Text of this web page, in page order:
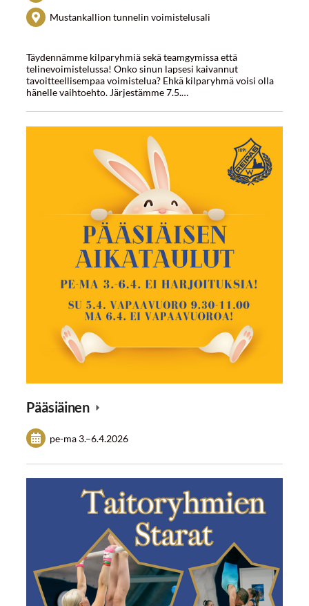
Mustankallion tunnelin voimistelusali
Täydennämme kilparyhmiä sekä teamgymissa että
telinevoimistelussa! Onko sinun lapsesi kaivannut
tavoitteellisempaa voimistelua? Ehkä kilparyhmä voisi olla
hänelle vaihtoehto. Järjestämme 7.5.…
Pääsiäinen
pe-ma 3.–6.4.2026